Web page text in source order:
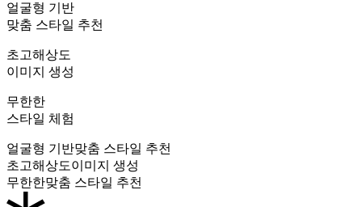
얼굴형 기반
맞춤 스타일 추천
초고해상도
이미지 생성
무한한
스타일 체험
얼굴형 기반맞춤 스타일 추천
초고해상도이미지 생성
무한한맞춤 스타일 추천